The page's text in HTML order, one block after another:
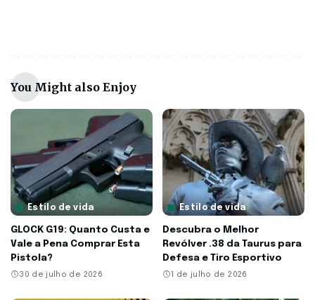
You Might also Enjoy
Estilo de vida
GLOCK G19: Quanto Custa e
Vale a Pena Comprar Esta
Pistola?
30 de julho de 2026
Estilo de vida
Descubra o Melhor
Revólver .38 da Taurus para
Defesa e Tiro Esportivo
1 de julho de 2026